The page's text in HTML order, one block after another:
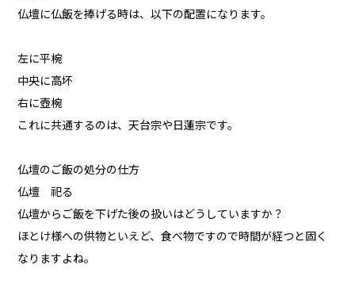
仏壇に仏飯を捧げる時は、以下の配置になります。
左に平椀
中央に高坏
右に壺椀
これに共通するのは、天台宗や日蓮宗です。
仏壇のご飯の処分の仕方
仏壇 祀る
仏壇からご飯を下げた後の扱いはどうしていますか？
ほとけ様への供物といえど、食べ物ですので時間が経つと固く
なりますよね。